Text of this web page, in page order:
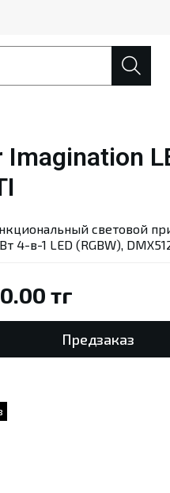
Imagination
тг
Предзаказ
световой
4-в-1 LED (RGBW),